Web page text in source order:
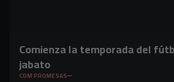
Comienza la temporada del
jabato
CDM PROMESAS